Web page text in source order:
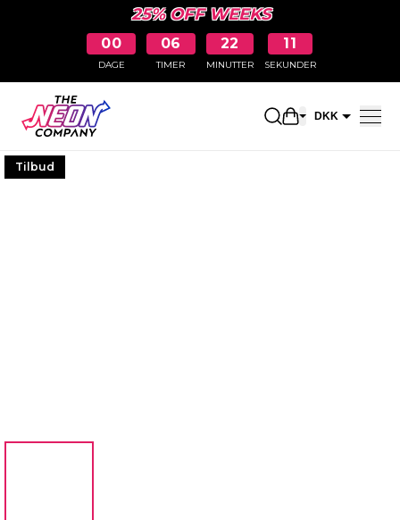
25% OFF WEEKS
00
DAGE
06
TIMER
22
MINUTTER
10
SEKUNDER
Åbn DKK
Tilbud